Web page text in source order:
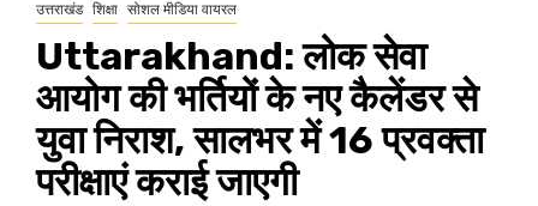
उत्तराखंड शिक्षा सोशल मीडिया वायरल
Uttarakhand: लोक सेवा
आयोग की भर्तियों के नए कैलेंडर से
युवा निराश, सालभर में 16 प्रवक्ता
परीक्षाएं कराई जाएगी